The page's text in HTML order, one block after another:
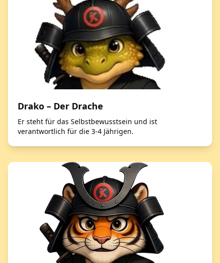
Drako – Der Drache
Er steht für das Selbstbewusstsein und ist
verantwortlich für die 3-4 Jährigen.